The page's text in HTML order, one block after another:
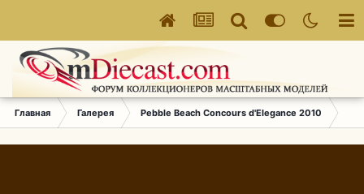
Главная Галерея Pebble Beach Concours d'Elegance 2010